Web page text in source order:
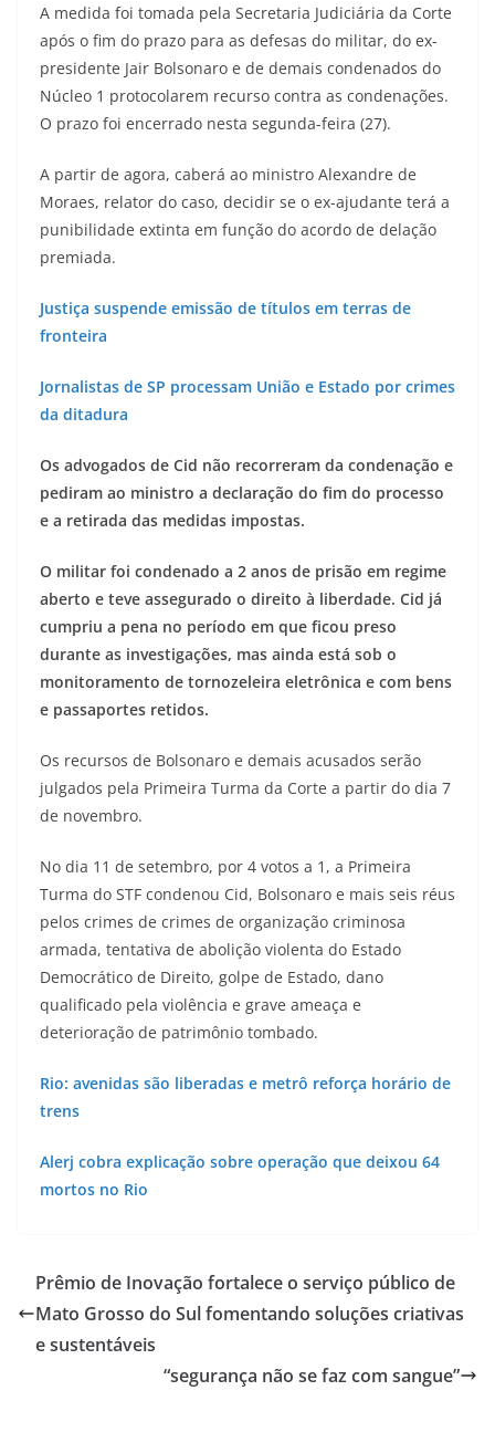
A medida foi tomada pela Secretaria Judiciária da Corte
após o fim do prazo para as defesas do militar, do ex-
presidente Jair Bolsonaro e de demais condenados do
Núcleo 1 protocolarem recurso contra as condenações.
O prazo foi encerrado nesta segunda-feira (27).
A partir de agora, caberá ao ministro Alexandre de
Moraes, relator do caso, decidir se o ex-ajudante terá a
punibilidade extinta em função do acordo de delação
premiada.
Justiça suspende emissão de títulos em terras de
fronteira
Jornalistas de SP processam União e Estado por crimes
da ditadura
Os advogados de Cid não recorreram da condenação e
pediram ao ministro a declaração do fim do processo
e a retirada das medidas impostas.
O militar foi condenado a 2 anos de prisão em regime
aberto e teve assegurado o direito à liberdade. Cid já
cumpriu a pena no período em que ficou preso
durante as investigações, mas ainda está sob o
monitoramento de tornozeleira eletrônica e com bens
e passaportes retidos.
Os recursos de Bolsonaro e demais acusados serão
julgados pela Primeira Turma da Corte a partir do dia 7
de novembro.
No dia 11 de setembro, por 4 votos a 1, a Primeira
Turma do STF condenou Cid, Bolsonaro e mais seis réus
pelos crimes de crimes de organização criminosa
armada, tentativa de abolição violenta do Estado
Democrático de Direito, golpe de Estado, dano
qualificado pela violência e grave ameaça e
deterioração de patrimônio tombado.
Rio: avenidas são liberadas e metrô reforça horário de
trens
Alerj cobra explicação sobre operação que deixou 64
mortos no Rio
Prêmio de Inovação fortalece o serviço público de
Mato Grosso do Sul fomentando soluções criativas
e sustentáveis
“segurança não se faz com sangue”